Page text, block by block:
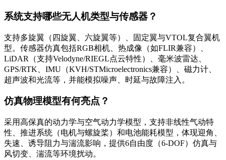
系统支持哪些无人机类型与传感器？
支持多旋翼（四旋翼、六旋翼等）、固定翼与VTOL复合翼机
型。传感器仿真包括RGB相机、热成像（如FLIR兼容）、
LiDAR（支持Velodyne/RIEGL点云特性）、毫米波雷达、
GPS/RTK、IMU（KVH/STMicroelectronics兼容）、磁力计、
超声波和光流等，并能模拟噪声、时延与故障注入。
仿真物理模型有何亮点？
采用高保真的动力学与空气动力学模型，支持非线性气动特
性、推进系统（电机与螺旋桨）和电池能耗模型，体现迎角、
失速、诱导阻力与湍流影响，提供6自由度（6-DOF）仿真与
风切变、湍流等环境扰动。